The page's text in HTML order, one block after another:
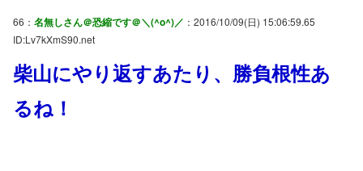
66： 名無しさん＠恐縮です＠＼(^o^)／ ：2016/10/09(日) 15:06:59.65
ID:Lv7kXmS90.net
柴山にやり返すあたり、勝負根性あ
るね！